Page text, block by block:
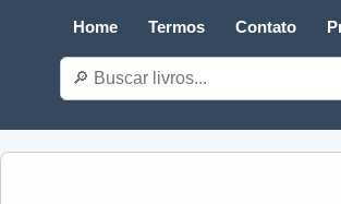
Home Termos Contato